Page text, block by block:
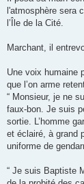
l'atmosphère sera
l’Île de la Cité.
Marchant, il
Une voix humaine
que l’on arme
“ Monsieur, je ne
faux-bon. Je suis
sortie. L’homme
et éclairé, à grand
uniforme de
“ Je suis Baptiste